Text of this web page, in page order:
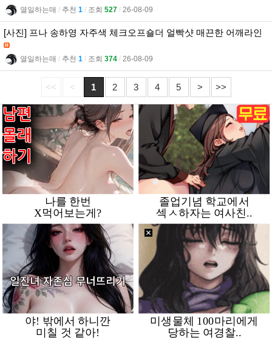
열일하는매 l 추천 1 l 조회 527 l 26-08-09
[사진] 프나 송하영 자주색 체크오프숄더 얼빡샷 매끈한 어깨라인
열일하는매 l 추천 1 l 조회 374 l 26-08-09
<< < 1 2 3 4 5 > >>